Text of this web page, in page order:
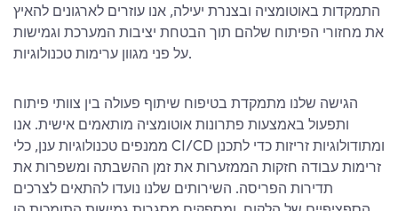
התמקדות באוטומציה ובצנרת יעילה, אנו עוזרים לארגונים להאיץ
את מחזורי הפיתוח שלהם תוך הבטחת יציבות המערכת וגמישות
על פני מגוון ערימות טכנולוגיות.
הגישה שלנו מתמקדת בטיפוח שיתוף פעולה בין צוותי פיתוח
ותפעול באמצעות פתרונות אוטומציה מותאמים אישית. אנו
ממנפים טכנולוגיות ענן, כלי CI/CD ומתודולוגיות זריזות כדי לתכנן
זרימות עבודה חזקות הממזערות את זמן ההשבתה ומשפרות את
תדירות הפריסה. השירותים שלנו נועדו להתאים לצרכים